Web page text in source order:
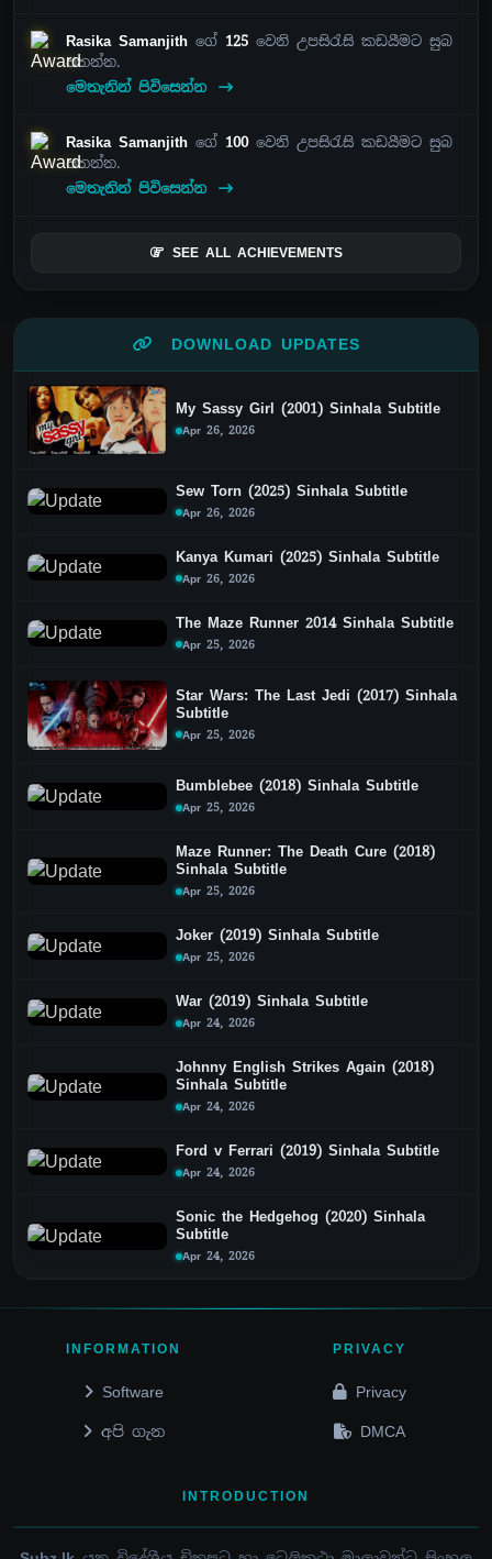
Rasika Samanjith ගේ 125 වෙනි උපසිරැසි කඩයීමට සුබ
පතන්න.
මෙතැනින් පිවිසෙන්න
Rasika Samanjith ගේ 100වෙනි උපසිරැසි කඩයීමට සුබ
පතන්න.
මෙතැනින් පිවිසෙන්න
SEE ALL ACHIEVEMENTS
DOWNLOAD UPDATES
My Sassy Girl (2001) Sinhala Subtitle
Apr 26, 2026
Sew Torn (2025) Sinhala Subtitle
Apr 26, 2026
Kanya Kumari (2025) Sinhala Subtitle
Apr 26, 2026
The Maze Runner 2014 Sinhala Subtitle
Apr 25, 2026
Star Wars: The Last Jedi (2017) Sinhala
Subtitle
Apr 25, 2026
Bumblebee (2018) Sinhala Subtitle
Apr 25, 2026
Maze Runner: The Death Cure (2018)
Sinhala Subtitle
Apr 25, 2026
Joker (2019) Sinhala Subtitle
Apr 25, 2026
War (2019) Sinhala Subtitle
Apr 24, 2026
Johnny English Strikes Again (2018)
Sinhala Subtitle
Apr 24, 2026
Ford v Ferrari (2019) Sinhala Subtitle
Apr 24, 2026
Sonic the Hedgehog (2020) Sinhala
Subtitle
Apr 24, 2026
INFORMATION
Software
අපි ගැන
PRIVACY
Privacy
DMCA
INTRODUCTION